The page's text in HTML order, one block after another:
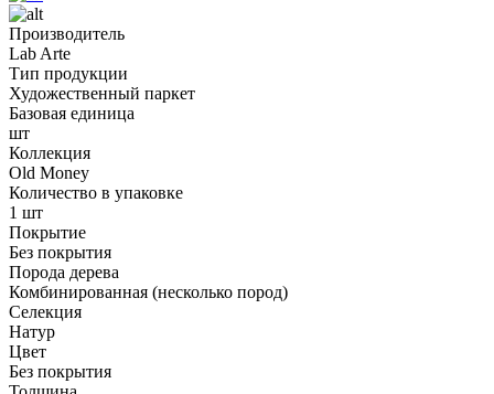
Производитель
Lab Arte
Тип продукции
Художественный паркет
Базовая единица
шт
Коллекция
Old Money
Количество в упаковке
1 шт
Покрытие
Без покрытия
Порода дерева
Комбинированная (несколько пород)
Селекция
Натур
Цвет
Без покрытия